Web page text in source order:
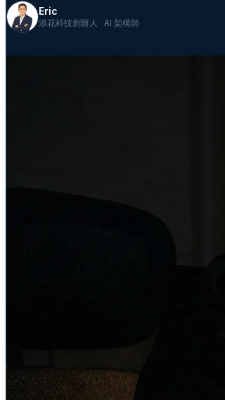
Eric
浪花科技創辦人 · AI 架構師